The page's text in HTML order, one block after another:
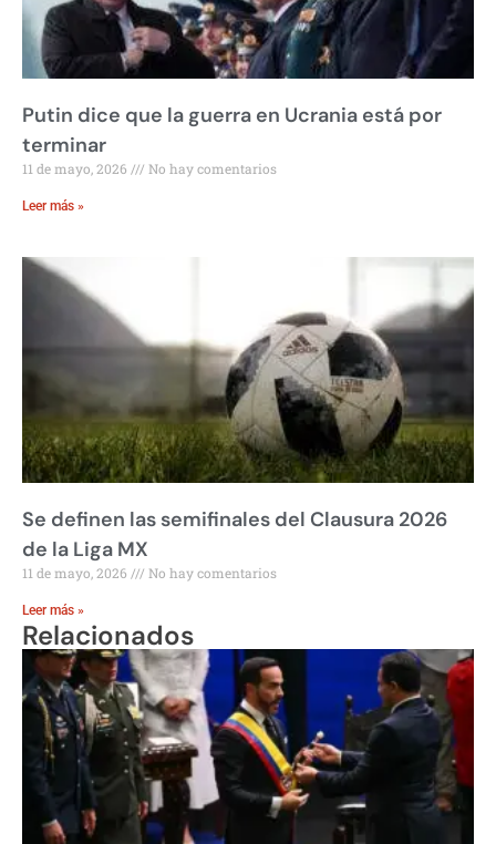
Putin dice que la guerra en Ucrania está por
terminar
11 de mayo, 2026 No hay comentarios
Leer más »
Se definen las semifinales del Clausura 2026
de la Liga MX
11 de mayo, 2026 No hay comentarios
Leer más »
Relacionados